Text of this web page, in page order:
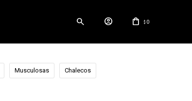
$ 0
Musculosas Chalecos